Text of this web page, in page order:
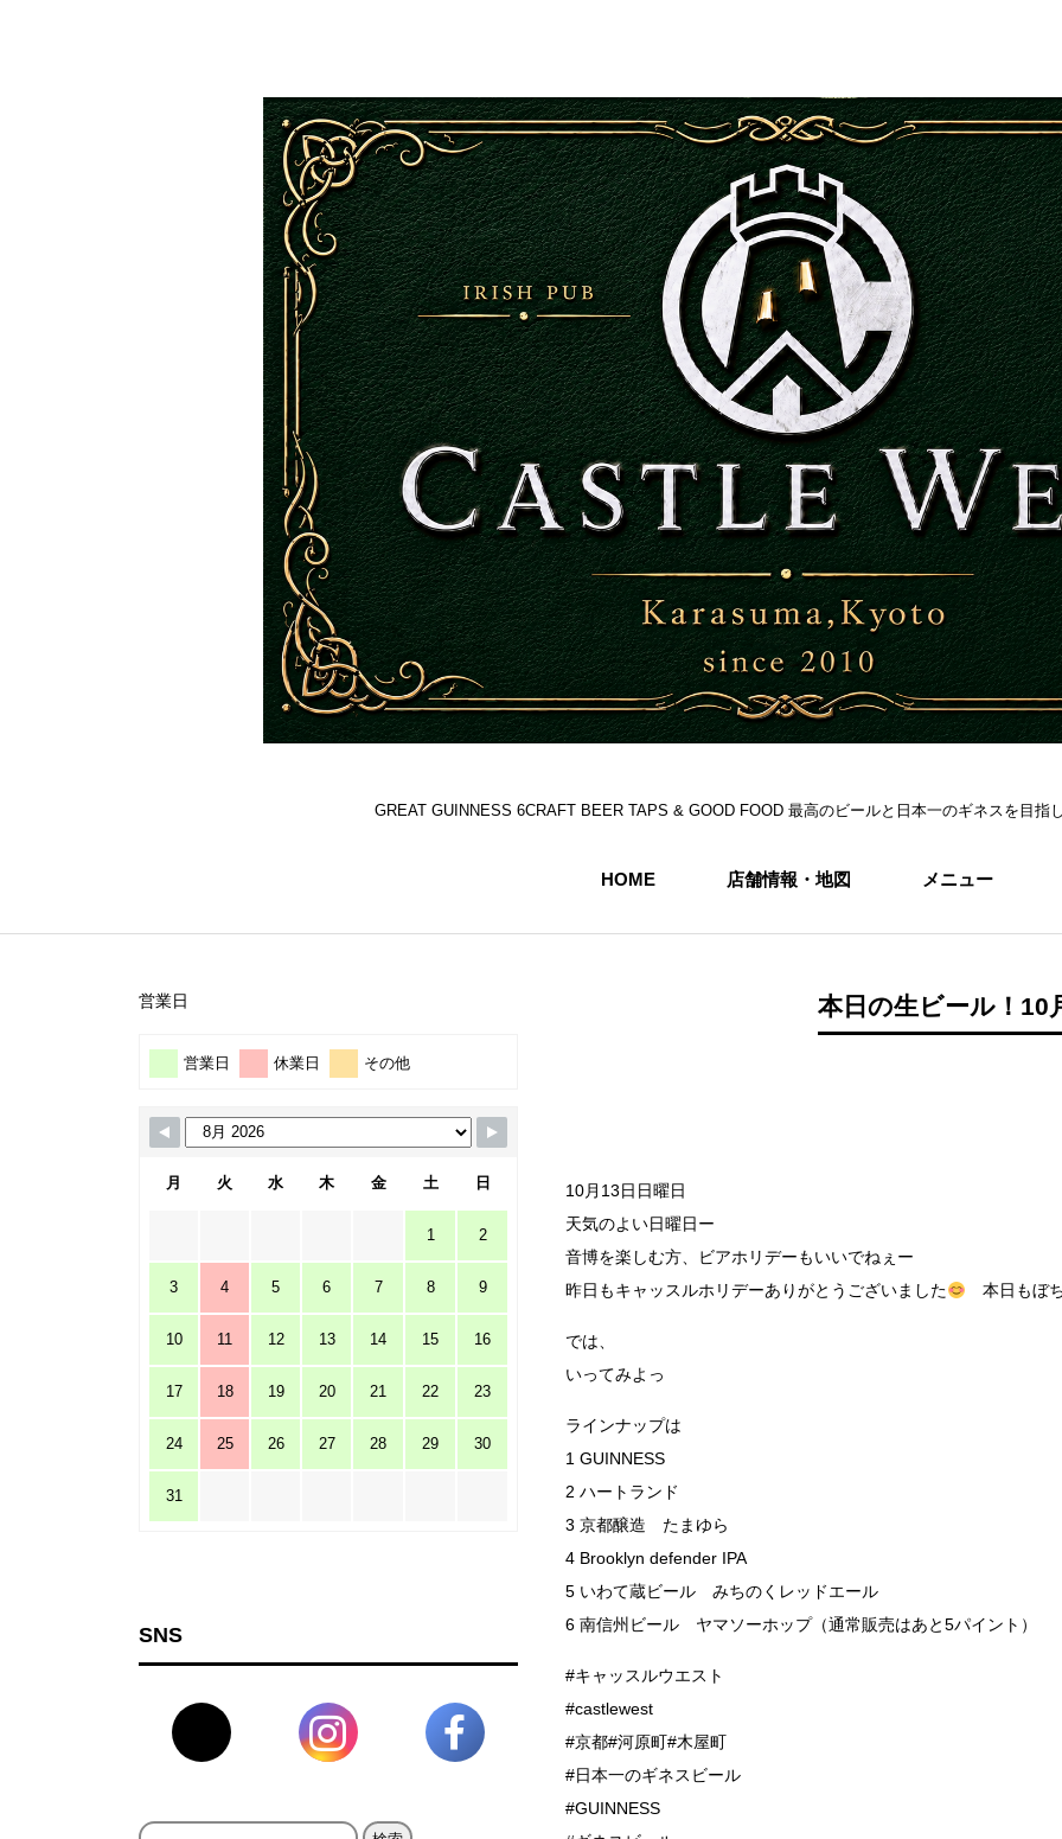
GREAT GUINNESS 6CRAFT BEER TAPS & GOOD FOOD 最高のビールと日本一のギネスを目指
HOME 店舗情報・地図 メニュー
本日の生ビール！10
10月13日日曜日
天気のよい日曜日ー
音博を楽しむ方、ビアホリデーもいいでねぇー
昨日もキャッスルホリデーありがとうございました
本日もぼ
では、
いってみよっ
ラインナップは
1 GUINNESS
2 ハートランド
3 京都醸造 たまゆら
4 Brooklyn defender IPA
5 いわて蔵ビール みちのくレッドエール
6 南信州ビール ヤマソーホップ（通常販売はあと5パイント）
#キャッスルウエスト
#castlewest
#京都#河原町#木屋町
#日本一のギネスビール
#GUINNESS
営業日
営業日 休業日 その他
月 火 水 木 金 土 日
1 2
3 4 5 6 7 8 9
10 11 12 13 14 15 16
17 18 19 20 21 22 23
24 25 26 27 28 29 30
31
SNS